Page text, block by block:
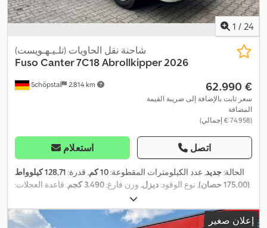
1 / 24
Schöpstal 2.814 km
شاحنة نقل الحاويات (تلـيـهـويست)
FusoCanter 7C18 Abrollkipper 2026
‏62.990 €
سعر ثابت بالإضافة إلى ضريبة القيمة
المضافة
(‏74.958 € إجمالي)
استعلام اتصل
الحالة:جديد, عدد الكيلومترات المقطوعة:10 كم , قدرة:
128,71 كيلوواط
(175,00 حصان)
, نوع الوقود:ديزل, وزن فارغ:3.490 كجم
, قاعدة العجلات:
, لون:أبيض
التروس:ميكانيكي, عدد التروس:4, فئة الانبعاثات:يورو 6 إي , تعليق:فولاذ,
عدد المقاعد:
2026 , معدات:EBS (نظام المكابح الإلكتروني),
إعلان صغير